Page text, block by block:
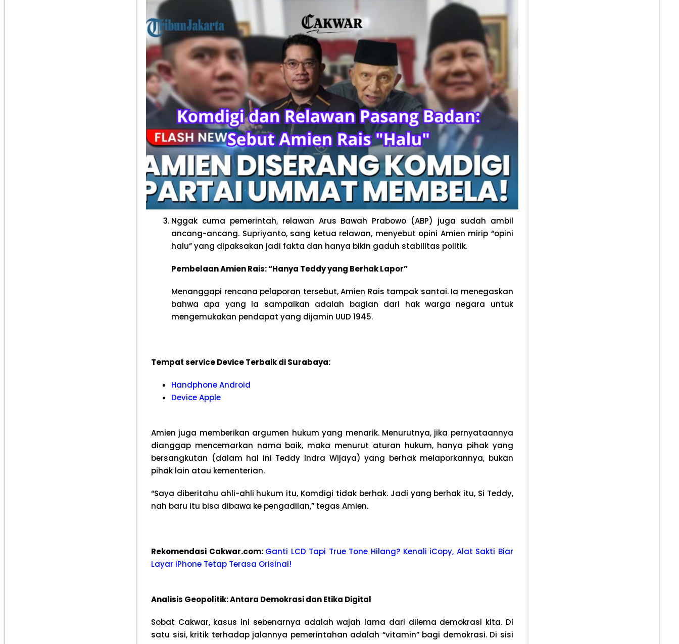
Nggak cuma pemerintah, relawan Arus Bawah Prabowo (ABP) juga sudah ambil
ancang-ancang. Supriyanto, sang ketua relawan, menyebut opini Amien mirip “opini
halu” yang dipaksakan jadi fakta dan hanya bikin gaduh stabilitas politik.
Pembelaan Amien Rais: “Hanya Teddy yang Berhak Lapor”
Menanggapi rencana pelaporan tersebut, Amien Rais tampak santai. Ia menegaskan
bahwa apa yang ia sampaikan adalah bagian dari hak warga negara untuk
mengemukakan pendapat yang dijamin UUD 1945.
Tempat service Device Terbaik di Surabaya:
Handphone Android
Device Apple
Amien juga memberikan argumen hukum yang menarik. Menurutnya, jika pernyataannya
dianggap mencemarkan nama baik, maka menurut aturan hukum, hanya pihak yang
bersangkutan (dalam hal ini Teddy Indra Wijaya) yang berhak melaporkannya, bukan
pihak lain atau kementerian.
“Saya diberitahu ahli-ahli hukum itu, Komdigi tidak berhak. Jadi yang berhak itu, Si Teddy,
nah baru itu bisa dibawa ke pengadilan,” tegas Amien.
Rekomendasi Cakwar.com: Ganti LCD Tapi True Tone Hilang? Kenali iCopy, Alat Sakti Biar
Layar iPhone Tetap Terasa Orisinal!
Analisis Geopolitik: Antara Demokrasi dan Etika Digital
Sobat Cakwar, kasus ini sebenarnya adalah wajah lama dari dilema demokrasi kita. Di
satu sisi, kritik terhadap jalannya pemerintahan adalah “vitamin” bagi demokrasi. Di sisi